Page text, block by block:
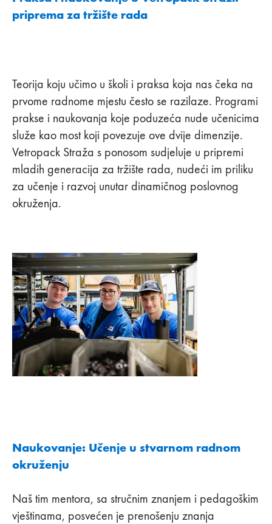
priprema za tržište rada
Teorija koju učimo u školi i praksa koja nas čeka na
prvome radnome mjestu često se razilaze. Programi
prakse i naukovanja koje poduzeća nude učenicima
služe kao most koji povezuje ove dvije dimenzije.
Vetropack Straža s ponosom sudjeluje u pripremi
mladih generacija za tržište rada, nudeći im priliku
za učenje i razvoj unutar dinamičnog poslovnog
okruženja.
Naukovanje: Učenje u stvarnom radnom
okruženju
Naš tim mentora, sa stručnim znanjem i pedagoškim
vještinama, posvećen je prenošenju znanja